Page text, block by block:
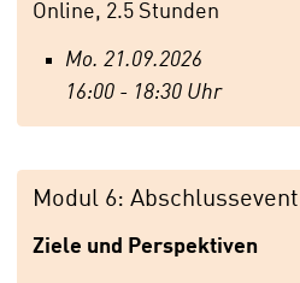
Online, 2.5 Stunden
Mo. 21.09.2026
16:00 - 18:30 Uhr
Modul 6: Abschlussevent
Ziele und Perspektiven